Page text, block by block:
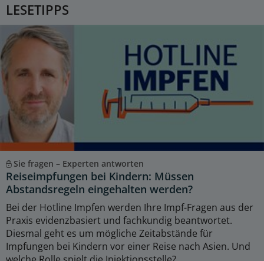
LESETIPPS
Sie fragen – Experten antworten
Reiseimpfungen bei Kindern: Müssen
Abstandsregeln eingehalten werden?
Bei der Hotline Impfen werden Ihre Impf-Fragen aus der
Praxis evidenzbasiert und fachkundig beantwortet.
Diesmal geht es um mögliche Zeitabstände für
Impfungen bei Kindern vor einer Reise nach Asien. Und